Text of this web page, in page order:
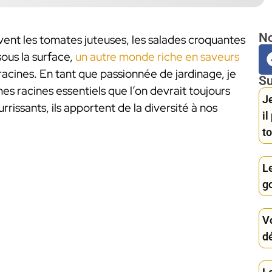
les tomates juteuses, les salades croquantes
la surface, un autre monde riche en saveurs
En tant que passionnée de jardinage, je
racines essentiels que l’on devrait toujours
ils apportent de la diversité à nos
il